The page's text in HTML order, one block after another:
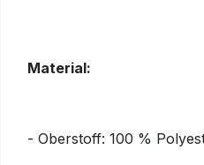
Material:
- Oberstoff: 100 %